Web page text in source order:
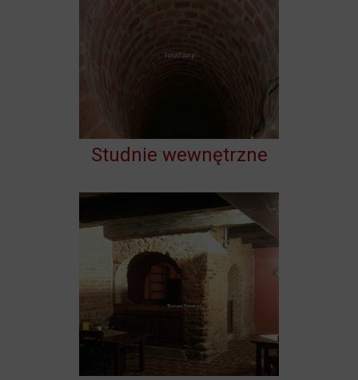
Studnie wewnętrzne